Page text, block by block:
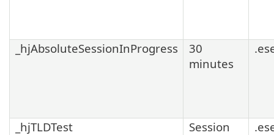
_hjAbsoluteSessionInProgress
30
minutes
_hjTLDTest Session